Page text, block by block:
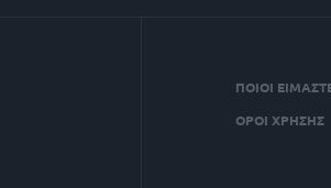
ΠΟΙΟΙ
ΟΡΟΙ ΧΡΗΣΗΣ